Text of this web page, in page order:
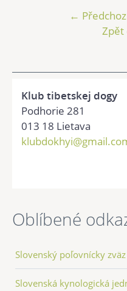
←
Zpět
Klub tibetskej dogy
Podhorie 281
013 18 Lietava
Oblíbené
Slovenský poľovnícky zväz
Slovenská kynologická